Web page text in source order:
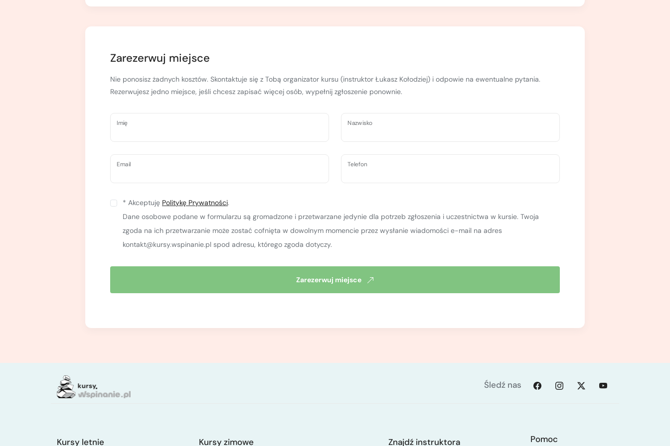
Zarezerwuj miejsce
Nie ponosisz żadnych kosztów. Skontaktuje się z Tobą organizator kursu (instruktor Łukasz Kołodziej) i odpowie na ewentualne pytania.
Rezerwujesz jedno miejsce, jeśli chcesz zapisać więcej osób, wypełnij zgłoszenie ponownie.
Imię Nazwisko
Email Telefon
* Akceptuję Politykę Prywatności.
Dane osobowe podane w formularzu są gromadzone i przetwarzane jedynie dla potrzeb zgłoszenia i uczestnictwa w kursie. Twoja
zgoda na ich przetwarzanie może zostać cofnięta w dowolnym momencie przez wysłanie wiadomości e-mail na adres
kontakt@kursy.wspinanie.pl spod adresu, którego zgoda dotyczy.
Zarezerwuj miejsce
Śledź nas
Kursy letnie Kursy zimowe Znajdź instruktora Pomoc
Kurs turystyki wysokogórskiej
Zimowy kurs taternicki